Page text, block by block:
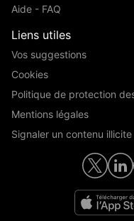
Aide - FAQ
Liens utiles
Vos suggestions
Cookies
Politique de protection
Mentions légales
Signaler un contenu illicite